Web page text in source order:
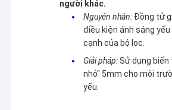
người khác.
Nguyên nhân:Đồng tử
điều kiện ánh sáng
cạnh của bộ lọc.
Giải pháp:Sử dụng
nhỏ" 5mm cho môi
yếu.